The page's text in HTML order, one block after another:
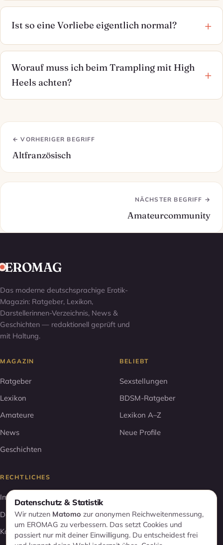
Ist so eine Vorliebe eigentlich normal?
Worauf muss ich beim Trampling mit High
Heels achten?
← VORHERIGER BEGRIFF
Altfranzösisch
NÄCHSTER BEGRIFF →
Amateurcommunity
EROMAG
Das moderne deutschsprachige Erotik-
Magazin: Ratgeber, Lexikon,
Darstellerinnen-Verzeichnis, News &
Geschichten — redaktionell geprüft und
mit Haltung.
MAGAZIN
Ratgeber
Lexikon
Amateure
News
Geschichten
BELIEBT
Sexstellungen
BDSM-Ratgeber
Lexikon A–Z
Neue Profile
RECHTLICHES
Impressum
Datenschutz
Kontakt
Datenschutz & Statistik
Wir nutzen Matomo zur anonymen Reichweitenmessung,
um EROMAG zu verbessern. Das setzt Cookies und
passiert nur mit deiner Einwilligung. Du entscheidest frei